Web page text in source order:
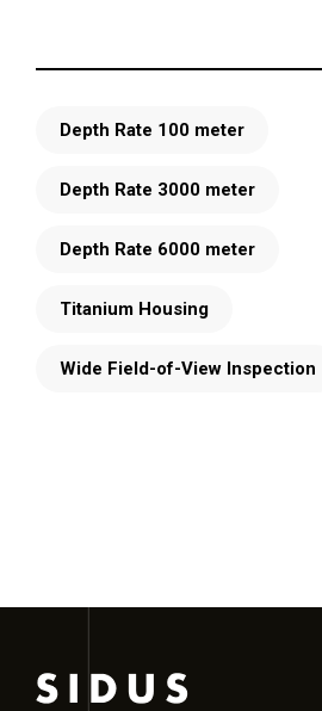
Depth Rate 100 meter
Depth Rate 3000 meter
Depth Rate 6000 meter
Titanium Housing
Wide Field-of-View Inspection